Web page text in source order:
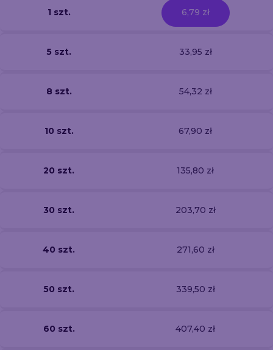
1 szt. 6,79 zł
5 szt. 33,95 zł
8 szt. 54,32 zł
10 szt. 67,90 zł
20 szt. 135,80 zł
30 szt. 203,70 zł
40 szt. 271,60 zł
50 szt. 339,50 zł
60 szt. 407,40 zł